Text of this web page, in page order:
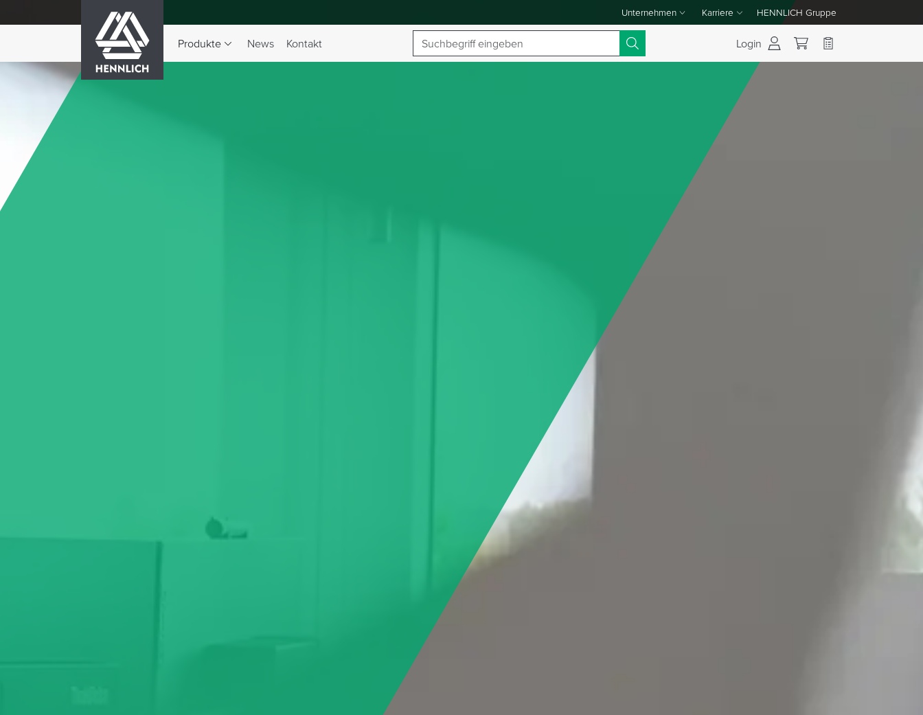
Unternehmen
Dropdown-Menü Unternehmen umschalten
Karriere
Dropdown-Menü Karriere umschalten
HENNLICH Gruppe
Produkte
Dropdown-Menü Produkte umschalten
News Kontakt Suchbegriff Login